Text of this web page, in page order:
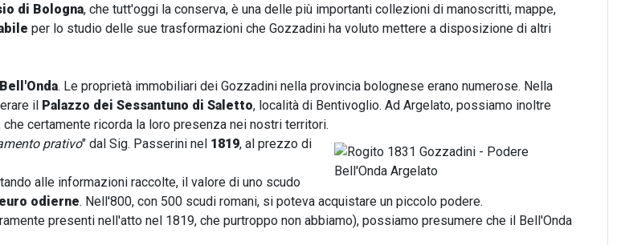
di Bologna, che tutt'oggi la conserva, è una delle più importanti collezioni di manoscritti, mappe,
per lo studio delle sue trasformazioni che Gozzadini ha voluto mettere a disposizione di altri
. Le proprietà immobiliari dei Gozzadini nella provincia bolognese erano numerose. Nella
il Palazzo dei Sessantuno di Saletto, località di Bentivoglio. Ad Argelato, possiamo inoltre
che certamente ricorda la loro presenza nei nostri territori.
prativo" dal Sig. Passerini nel 1819, al prezzo di
alle informazioni raccolte, il valore di uno scudo
odierne. Nell'800, con 500 scudi romani, si poteva acquistare un piccolo podere.
presenti nell'atto nel 1819, che purtroppo non abbiamo), possiamo presumere che il Bell'Onda